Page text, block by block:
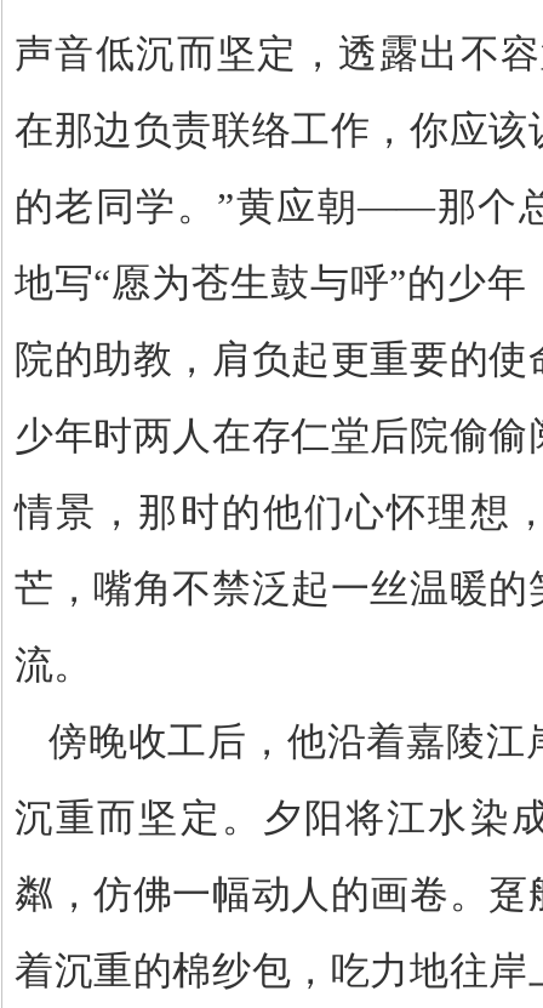
声音低沉而坚定，透露出不
在那边负责联络工作，你应
的老同学。 ”黄应朝——那个
地写“愿为苍生鼓与呼”的少年
院的助教，肩负起更重要的
少年时两人在存仁堂后院偷
情景，那时的他们心怀理想
芒，嘴角不禁泛起一丝温暖
流。
傍晚收工后，他沿着嘉陵江
沉重而坚定。夕阳将江水染
粼，仿佛一幅动人的画卷。
着沉重的棉纱包，吃力地往